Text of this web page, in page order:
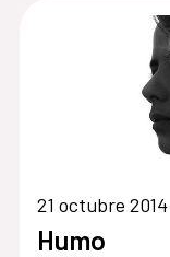
21 octubre 2014
Humo